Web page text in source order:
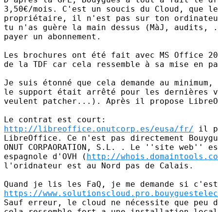
3,50€/mois. C'est un soucis du Cloud,
propriétaire, il n'est pas sur ton
tu n'as guère la main dessus (MàJ,
payer un abonnement.
Les brochures ont été fait avec MS Office
de la TDF car cela ressemble à sa mise en
Je suis étonné que cela demande au
le support était arrêté pour les dernières
veulent patcher...). Après il propose
http://libreoffice.onutcorp.es/eusa/fr/ il
LibreOffice. Ce n'est pas directement
ONUT CORPAORATION, S.L. . Le ''site web''
espagnole d'OVH ( http://
l'oridnateur est au Nord pas de Calais.
https://
Sauf erreur, le cloud ne nécessite que peu